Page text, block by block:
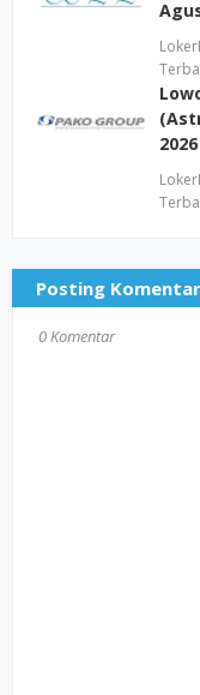
2026
Posting Komentar
0 Komentar